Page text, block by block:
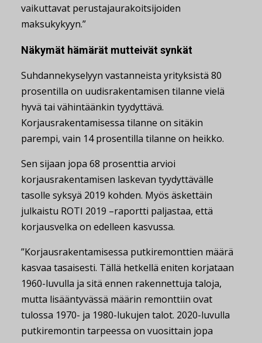
vaikuttavat perustajaurakoitsijoiden
maksukykyyn.”
Näkymät hämärät mutteivät synkät
Suhdannekyselyyn vastanneista yrityksistä 80
prosentilla on uudisrakentamisen tilanne vielä
hyvä tai vähintäänkin tyydyttävä.
Korjausrakentamisessa tilanne on sitäkin
parempi, vain 14 prosentilla tilanne on heikko.
Sen sijaan jopa 68 prosenttia arvioi
korjausrakentamisen laskevan tyydyttävälle
tasolle syksyä 2019 kohden. Myös äskettäin
julkaistu ROTI 2019 –raportti paljastaa, että
korjausvelka on edelleen kasvussa.
”Korjausrakentamisessa putkiremonttien määrä
kasvaa tasaisesti. Tällä hetkellä eniten korjataan
1960-luvulla ja sitä ennen rakennettuja taloja,
mutta lisääntyvässä määrin remonttiin ovat
tulossa 1970- ja 1980-lukujen talot. 2020-luvulla
putkiremontin tarpeessa on vuosittain jopa